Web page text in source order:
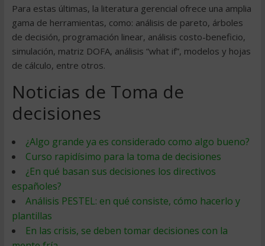
Para estas últimas, la literatura gerencial ofrece una amplia
gama de herramientas, como: análisis de pareto, árboles
de decisión, programación linear, análisis costo-beneficio,
simulación, matriz DOFA, análisis “what if”, modelos y hojas
de cálculo, entre otros.
Noticias de Toma de
decisiones
¿Algo grande ya es considerado como algo bueno?
Curso rapidísimo para la toma de decisiones
¿En qué basan sus decisiones los directivos
españoles?
Análisis PESTEL: en qué consiste, cómo hacerlo y
plantillas
En las crisis, se deben tomar decisiones con la